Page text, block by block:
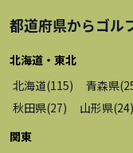
都道府県からゴル
北海道・東北
北海道(115) 青森県(
秋田県(27) 山形県(24)
関東